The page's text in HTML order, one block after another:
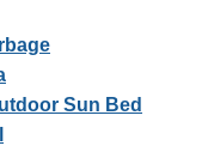
Sun Bed